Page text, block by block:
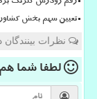
رقم زودرس گلرنگ
تعیین سهم بخش کشاورزی از
نظرات
لطفا شما